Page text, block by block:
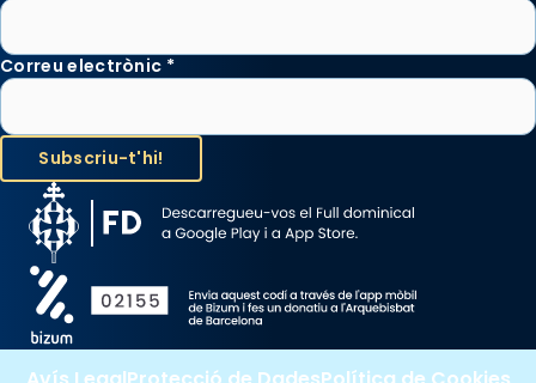
Correu electrònic *